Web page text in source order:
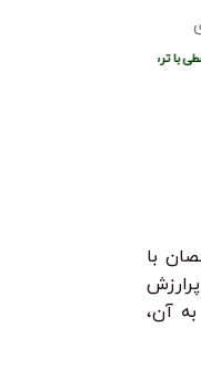
بدون کارمزد
•
با
آن،